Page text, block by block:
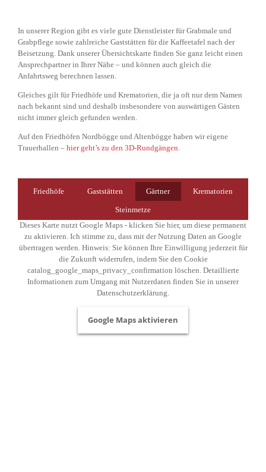
In unserer Region gibt es viele gute Dienstleister für Grabmale und
Grabpflege sowie zahlreiche Gaststätten für die Kaffeetafel nach der
Beisetzung. Dank unserer Übersichtskarte finden Sie ganz leicht einen
Ansprechpartner in Ihrer Nähe – und können auch gleich die
Anfahrtsweg berechnen lassen.
Gleiches gilt für Friedhöfe und Krematorien, die ja oft nur dem Namen
nach bekannt sind und deshalb insbesondere von auswärtigen Gästen
nicht immer gleich gefunden werden.
Auf den Friedhöfen Nordbögge und Altenbögge haben wir eigene
Trauerhallen – hier geht’s zu den 3D-Rundgängen.
Friedhöfe Gaststätten Gärtner Krematorien
Steinmetze
Dieses Karte nutzt Google Maps - klicken Sie hier, um diese permanent
zu aktivieren. Ich stimme zu, dass mit der Nutzung Daten an Google
übertragen werden. Hinweis: Sie können Ihre Einwilligung jederzeit für
die Zukunft widerrufen, indem Sie den Cookie
catalog_google_maps_privacy_confirmation löschen. Detaillierte
Informationen zum Umgang mit Nutzerdaten finden Sie in unserer
Datenschutzerklärung.
Google Maps aktivieren